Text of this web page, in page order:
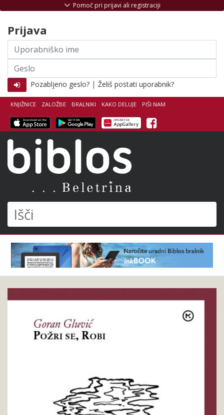
Išči
KNJIŽNICE ZALOŽBE BRALNIKI KAKO DELUJE PIŠI NAM
Facebook
Pomoč pri prijavi ali registraciji
Prijava
Uporabniško
ime
Geslo
Pozabljeno geslo? | Želiš postati uporabnik?
Goran
Gluvić
Požri
Pokukaj
knjigo